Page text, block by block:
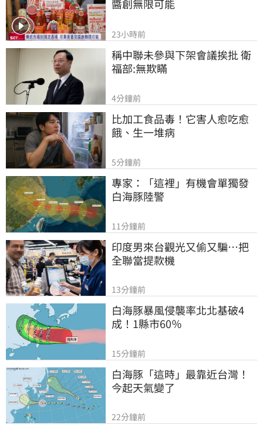
醬創無限可能
23小時前
稱中聯未參與下架會議挨批 衛
福部:無欺瞞
4分鐘前
比加工食品毒！它害人愈吃愈
餓、生一堆病
5分鐘前
專家：「這裡」有機會單獨發
白海豚陸警
11分鐘前
印度男來台觀光又偷又騙…把
全聯當提款機
13分鐘前
白海豚暴風侵襲率北北基破4
成！1縣市60％
15分鐘前
白海豚「這時」最靠近台灣！
今起天氣變了
22分鐘前